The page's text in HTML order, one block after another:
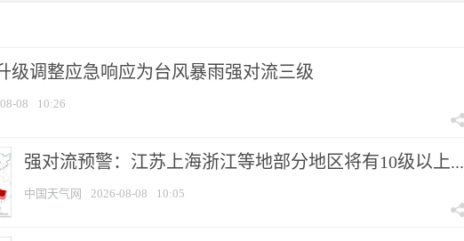
级调整应急响应为台风暴雨强对流三级
08 10:26
强对流预警：江苏上海浙江等地部分地区将有10级以上...
中国天气网 2026-08-08 10:05